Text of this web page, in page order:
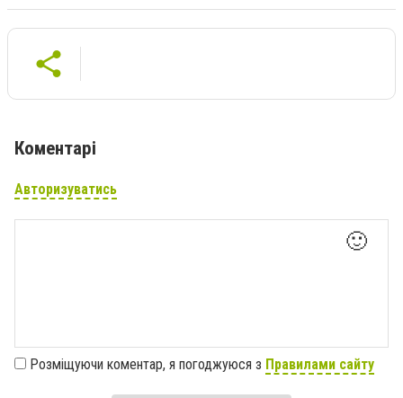
Коментарі
Авторизуватись
🙂
Розміщуючи коментар, я погоджуюся з Правилами сайту